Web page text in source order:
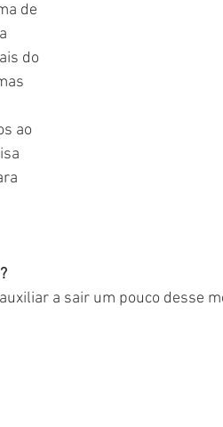
de
do
ao
a sair um pouco desse